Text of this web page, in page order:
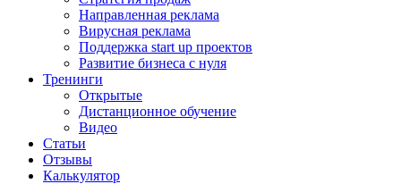
Направленная реклама
Вирусная реклама
Поддержка start up проектов
Развитие бизнеса с нуля
Тренинги
Открытые
Дистанционное обучение
Видео
Статьи
Отзывы
Калькулятор